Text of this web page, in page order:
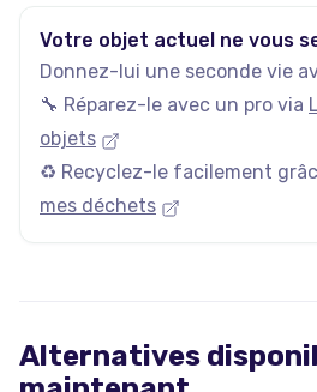
Votre objet actuel ne vous
Donnez-lui une seconde vie
🔧 Réparez-le avec un pro via
objets
♻️ Recyclez-le facilement
mes déchets
Alternatives